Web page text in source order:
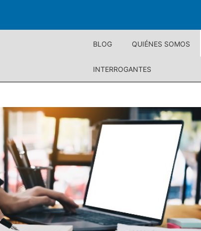
BLOG QUIÉNES SOMOS
INTERROGANTES